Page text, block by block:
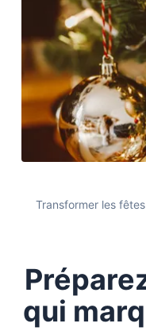
Transformer les
qui